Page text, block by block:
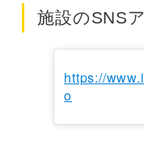
施設のSNS
https://
o